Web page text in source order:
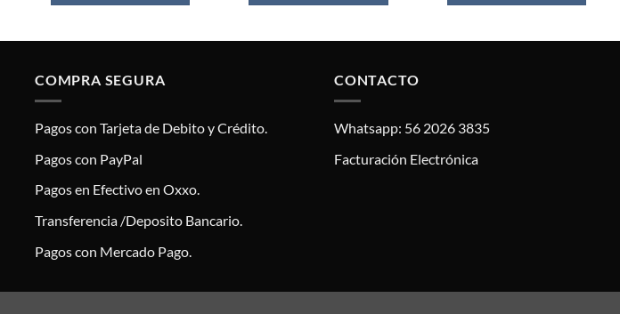
COMPRA SEGURA
Pagos con Tarjeta de Debito y Crédito.
Pagos con PayPal
Pagos en Efectivo en Oxxo.
Transferencia /Deposito Bancario.
Pagos con Mercado Pago.
CONTACTO
Whatsapp: 56 2026 3835
Facturación Electrónica